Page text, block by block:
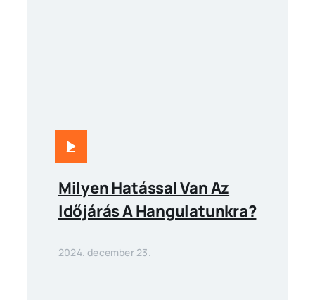
Milyen Hatással Van Az
Időjárás A Hangulatunkra?
2024. december 23.